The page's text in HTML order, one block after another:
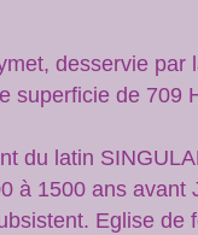
desservie
de 709
du latin
1500 ans avant
Eglise